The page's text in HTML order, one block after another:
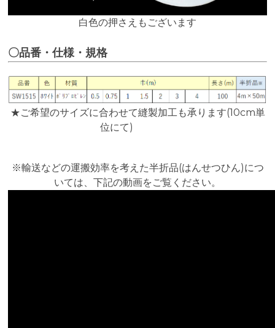
白色の押さ えもございます
〇品番・仕様・規格
★ご希望のサイズに合わせて縫製加工も承ります(10cm単
位にて)
※輸送などの運搬効率を考えた半折品(はんせつひん)につ
いては、下記の動画をご覧ください。